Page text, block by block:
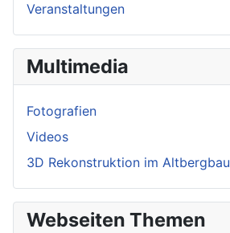
Veranstaltungen
Multimedia
Fotografien
Videos
3D Rekonstruktion im Altbergbau
Webseiten Themen